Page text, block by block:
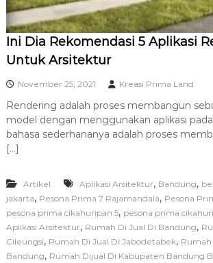
R
A
Ini Dia Rekomendasi 5 Aplikasi
Untuk Arsitektur
November 25, 2021 Kreasi Prima Land
Rendering adalah proses membangun
model dengan menggunakan aplikasi
bahasa sederhananya adalah proses
[…]
Artikel Aplikasi Arsitektur, Bandung,
jakarta, Pesona Prima 7 Rajamandala, Pesona
pesona prima cikahuripan 5, pesona prima
Aplikasi Arsitektur, Rumah Di Jual Di Bandung,
Cileungsi, Rumah Di Jual Di Jabodetabek,
Bandung, Rumah Dijual Di Kabupaten Bandung